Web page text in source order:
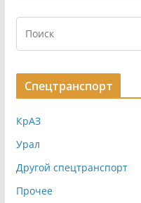
Спецтранспорт
КрАЗ
Урал
Другой спецтранспорт
Прочее